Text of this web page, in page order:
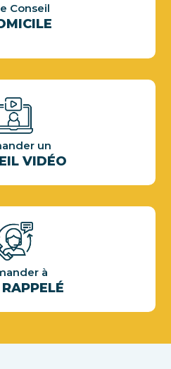
Conseil
un
VIDÉO
à